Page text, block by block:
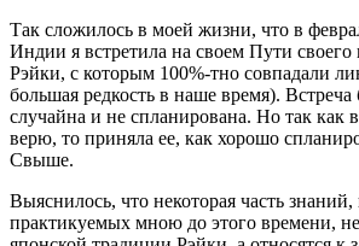
Так сложилось в моей жизни, что в
Индии я встретила на своем Пути своего
Рэйки, с которым 100%-тно совпадали
большая редкость в наше время).
случайна и не спланирована. Но так как
верю, то приняла ее, как хорошо
Свыше.
Выяснилось, что некоторая часть
практикуемых мною до этого времени,